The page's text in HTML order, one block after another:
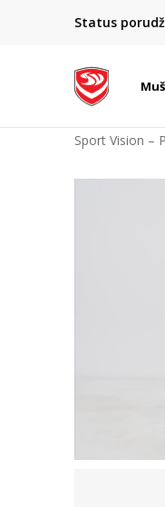
StatusPlatite
Sport Vision –